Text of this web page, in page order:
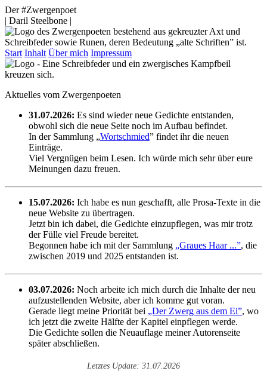
Der #Zwergenpoet
| Daril Steelbone |
Start Inhalt Über mich Impressum
Aktuelles vom Zwergenpoeten
31.07.2026: Es sind wieder neue Gedichte entstanden,
obwohl sich die neue Seite noch im Aufbau befindet.
In der Sammlung „Wortschmied” findet ihr die neuen
Einträge.
Viel Vergnügen beim Lesen. Ich würde mich sehr über eure
Meinungen dazu freuen.
15.07.2026: Ich habe es nun geschafft, alle Prosa-Texte in die
neue Website zu übertragen.
Jetzt bin ich dabei, die Gedichte einzupflegen, was mir trotz
der Fülle viel Freude bereitet.
Begonnen habe ich mit der Sammlung „Graues Haar ...”, die
zwischen 2019 und 2025 entstanden ist.
03.07.2026: Noch arbeite ich mich durch die Inhalte der neu
aufzustellenden Website, aber ich komme gut voran.
Gerade liegt meine Priorität bei „Der Zwerg aus dem Ei”, wo
ich jetzt die zweite Hälfte der Kapitel einpflegen werde.
Die Gedichte sollen die Neuauflage meiner Autorenseite
später abschließen.
Letztes Update: 31.07.2026